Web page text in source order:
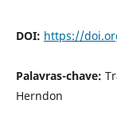
DOI: https://
Palavras-chave:
Herndon